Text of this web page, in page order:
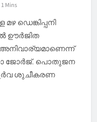
1 Mins
ഡെങ്കിപ്പനി
ഊര്‍ജിത
ജോര്‍ജ്. പൊതുജന
ശുചീകരണ